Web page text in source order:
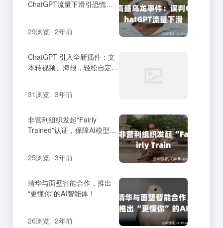
ChatGPT流量下滑引恐慌，
29浏览 2年前
ChatGPT 引入全新插件：文
本转视频、海报，轻松自定义
31浏览 3年前
非营利组织发起“Fairly
Trained”认证，保障AI模型生
25浏览 3年前
清华与面壁智能合作，推出
“更懂你”的AI智能体！
26浏览 2年前